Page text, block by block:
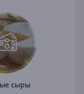
сыры